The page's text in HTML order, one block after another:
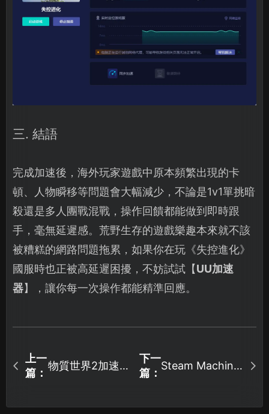
三. 結語
完成加速後，海外玩家遊戲中原本頻繁出現的卡
頓、人物瞬移等問題會大幅減少，不論是1v1單挑暗
殺還是多人團戰混戰，操作回饋都能做到即時跟
手，毫無延遲感。荒野生存的遊戲樂趣本來就不該
被糟糕的網路問題拖累，如果你在玩《失控進化》
國服時也正被高延遲困擾，不妨試試【UU加速
器】，讓你每一次操作都能精準回應。
上一
篇：
物質世界2加速
下一
篇：
Steam Machine